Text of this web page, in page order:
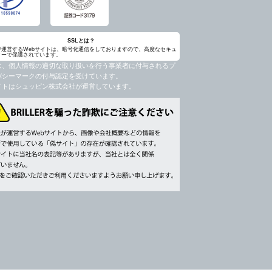
SSLとは？
運営するWebサイトは、暗号化通信をしておりますので、高度なセキュ
で保護されています。
、個人情報の適切な取り扱いを行う事業者に付与されるプ
ーマークの付与認定を受けています。
トはシュッピン株式会社が運営しています。